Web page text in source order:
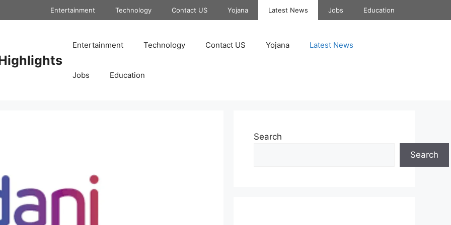
Entertainment Technology Contact US Yojana Latest News Jobs Education
Entertainment Technology Contact US Yojana Latest News
Jobs Education
Search
Search